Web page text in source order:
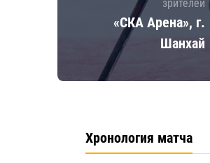
зрителей
«СКА Арена», г.
Шанхай
Хронология матча